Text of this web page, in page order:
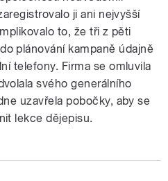
ji ani nejvyšší
to, že tři z pěti
plánování kampaně údajně
telefony. Firma se omluvila
svého generálního
uzavřela pobočky, aby se
lekce dějepisu.